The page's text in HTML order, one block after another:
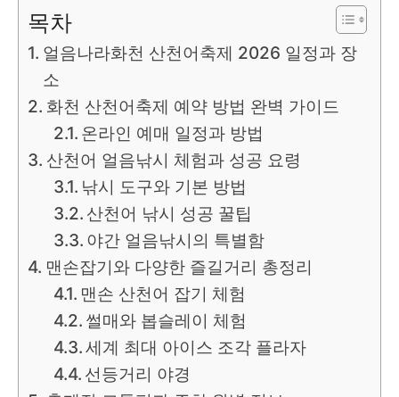
목차
얼음나라화천 산천어축제 2026 일정과 장
소
화천 산천어축제 예약 방법 완벽 가이드
온라인 예매 일정과 방법
산천어 얼음낚시 체험과 성공 요령
낚시 도구와 기본 방법
산천어 낚시 성공 꿀팁
야간 얼음낚시의 특별함
맨손잡기와 다양한 즐길거리 총정리
맨손 산천어 잡기 체험
썰매와 봅슬레이 체험
세계 최대 아이스 조각 플라자
선등거리 야경